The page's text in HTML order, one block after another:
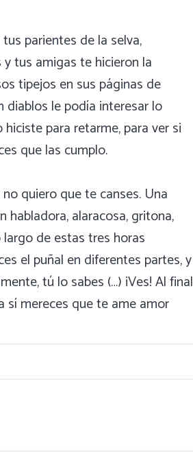
parientes de la selva,
tus amigas te hicieron la
tipejos en sus páginas de
diablos le podía interesar lo
para retarme, para ver si
que las cumplo.
quiero que te canses. Una
habladora, alaracosa, gritona,
de estas tres horas
el puñal en diferentes partes, y
tú lo sabes (…) ¡Ves! Al final
sí mereces que te ame amor